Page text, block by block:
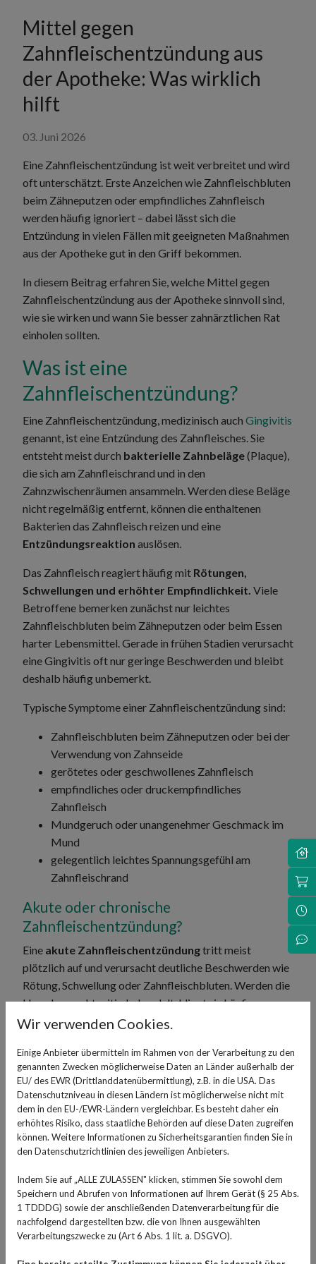
Mittel gegen
Zahnfleischentzündung aus
der Apotheke: Was wirklich
hilft
03. Juni 2026
Eine Zahnfleischentzündung ist weit verbreitet und wird
oft unterschätzt. Erste Anzeichen wie Zahnfleischbluten
beim Zähneputzen oder empfindliches Zahnfleisch
werden häufig ignoriert – dabei lässt sich die
Entzündung in vielen Fällen mit geeigneten Maßnahmen
aus der Apotheke gut in den Griff bekommen.
In diesem Beitrag erfahren Sie, welche Mittel gegen
Zahnfleischentzündung aus der Apotheke sinnvoll sind,
wie sie wirken und wann Sie besser zahnärztlichen Rat
einholen sollten.
Was ist eine
Zahnfleischentzündung?
Eine Zahnfleischentzündung, medizinisch auch Gingivitis
genannt, ist eine Entzündung des Zahnfleisches. Sie
entsteht meist durch bakterielle Zahnbeläge(Plaque),
die sich am Zahnfleischrand und in den
Zahnzwischenräumen ansammeln. Werden diese Beläge
nicht regelmäßig entfernt, können die enthaltenen
Bakterien das Zahnfleisch reizen und eine
Entzündungsreaktion auslösen.
Das Zahnfleisch reagiert häufig mit Rötungen,
Schwellungen und erhöhter Empfindlichkeit. Viele
Betroffene bemerken zunächst nur leichtes
Zahnfleischbluten beim Zähneputzen oder beim Essen
harter Lebensmittel. Gerade in frühen Stadien verursacht
eine Gingivitis oft nur geringe Beschwerden und bleibt
deshalb häufig unbemerkt.
Typische Symptome einer Zahnfleischentzündung sind:
Zahnfleischbluten beim Zähneputzen oder bei der
Verwendung von Zahnseide
gerötetes oder geschwollenes Zahnfleisch
empfindliches oder druckempfindliches
Zahnfleisch
Mundgeruch oder unangenehmer Geschmack im
Mund
gelegentlich leichtes Spannungsgefühl am
Zahnfleischrand
Akute oder chronische
Zahnfleischentzündung?
Eine akute Zahnfleischentzündungtritt meist
plötzlich auf und verursacht deutliche Beschwerden wie
Rötung, Schwellung oder Zahnfleischbluten. Werden die
Ursachen rechtzeitig behandelt, klingt sie häufig
innerhalb weniger Tage wieder ab.
Einechronische Zahnfleischentzündungentwickelt
sich dagegen schleichend und bleibt oft lange
unbemerkt. Ohne Behandlung kann sie das Risiko für
eineParodontitiserhöhen und langfristig den
Zahnhalteapparat schädigen.
Ursachen einer
Zahnfleischentzündung
Für eine Zahnfleischentzündung gibt esverschiedene
Auslöser und Risikofaktoren. Häufig entsteht sie
dann, wenn sich Zahnbeläge über längere Zeit im Mund
halten und das Zahnfleisch dauerhaft reizen. Auch
Wir verwenden Cookies.
Einige Anbieter übermitteln im Rahmen von der Verarbeitung zu den
genannten Zwecken möglicherweise Daten an Länder außerhalb der
EU/ des EWR (Drittlanddatenübermittlung), z.B. in die USA. Das
Datenschutzniveau in diesen Ländern ist möglicherweise nicht mit
dem in den EU-/EWR-Ländern vergleichbar. Es besteht daher ein
erhöhtes Risiko, dass staatliche Behörden auf diese Daten zugreifen
können. Weitere Informationen zu Sicherheitsgarantien finden Sie in
den Datenschutzrichtlinien des jeweiligen Anbieters.
Indem Sie auf „ALLE ZULASSEN" klicken, stimmen Sie sowohl dem
Speichern und Abrufen von Informationen auf Ihrem Gerät (§ 25 Abs.
1 TDDDG) sowie der anschließenden Datenverarbeitung für die
nachfolgend dargestellten bzw. die von Ihnen ausgewählten
Verarbeitungszwecke zu (Art 6 Abs. 1 lit. a. DSGVO).